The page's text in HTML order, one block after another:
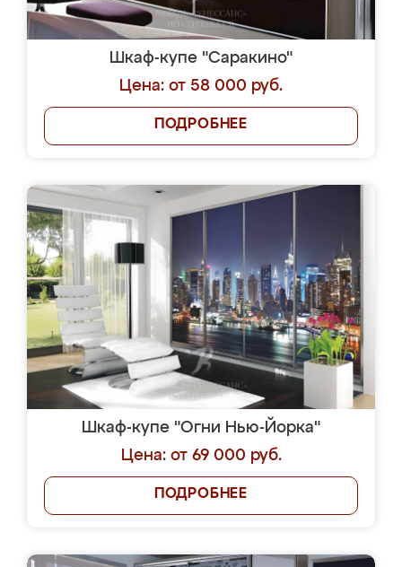
Шкаф-купе "Саракино"
Цена: от 58 000 руб.
ПОДРОБНЕЕ
Шкаф-купе "Огни Нью-Йорка"
Цена: от 69 000 руб.
ПОДРОБНЕЕ